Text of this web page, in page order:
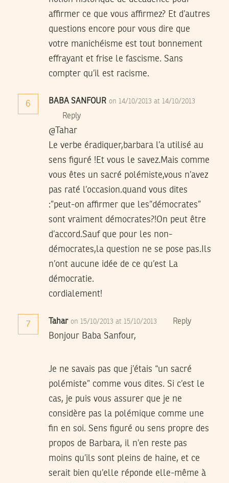
affirmer ce que vous affirmez? Et d’autres
questions encore pour vous dire que
votre manichéisme est tout bonnement
effrayant et frise le fascisme. Sans
compter qu’il est racisme.
6 BABA SANFOUR on 14/10/2013 at 14/10/2013
Reply
@Tahar
Le verbe éradiquer,barbara l’a utilisé au
sens figuré !Et vous le savez.Mais comme
vous êtes un sacré polémiste,vous n’avez
pas raté l’occasion.quand vous dites
:”peut-on affirmer que les”démocrates”
sont vraiment démocrates?!On peut être
d’accord.Sauf que pour les non-
démocrates,la question ne se pose pas.Ils
n’ont aucune idée de ce qu’est La
démocratie.
cordialement!
7 Tahar on 15/10/2013 at 15/10/2013 Reply
Bonjour Baba Sanfour,
Je ne savais pas que j’étais “un sacré
polémiste” comme vous dites. Si c’est le
cas, je puis vous assurer que je ne
considère pas la polémique comme une
fin en soi. Sens figuré ou sens propre des
propos de Barbara, il n’en reste pas
moins qu’ils sont pleins de haine, et ce
serait bien qu’elle réponde elle-même à